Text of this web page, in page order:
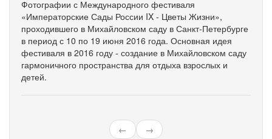
Фотографии с Международного фестиваля
«Императорские Сады России IX - Цветы Жизни»,
проходившего в Михайловском саду в Санкт-Петербурге
в период с 10 по 19 июня 2016 года. Основная идея
фестиваля в 2016 году - создание в Михайловском саду
гармоничного пространства для отдыха взрослых и
детей.
← →